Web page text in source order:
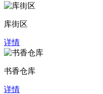
库街区
详情
书香仓库
详情